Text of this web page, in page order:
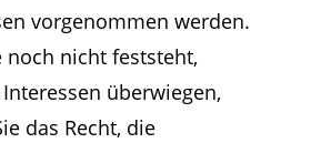
vorgenommen werden.
noch nicht feststeht,
überwiegen,
das Recht, die